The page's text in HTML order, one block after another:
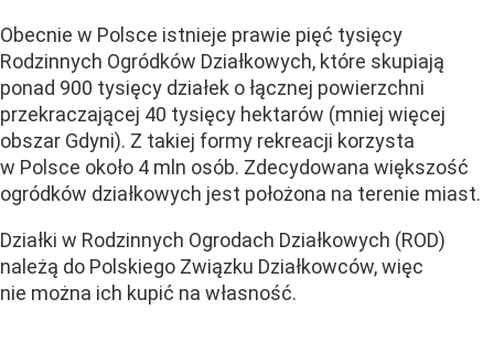
Obecnie w Polsce istnieje prawie pięć tysięcy
Rodzinnych Ogródków Działkowych, które skupiają
ponad 900 tysięcy działek o łącznej powierzchni
przekraczającej 40 tysięcy hektarów (mniej więcej
obszar Gdyni). Z takiej formy rekreacji korzysta
w Polsce około 4 mln osób. Zdecydowana większość
ogródków działkowych jest położona na terenie miast.
Działki w Rodzinnych Ogrodach Działkowych (ROD)
należą do Polskiego Związku Działkowców, więc
nie można ich kupić na własność.